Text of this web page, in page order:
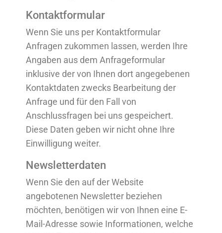
Kontaktformular
Wenn Sie uns per Kontaktformular
Anfragen zukommen lassen, werden Ihre
Angaben aus dem Anfrageformular
inklusive der von Ihnen dort angegebenen
Kontaktdaten zwecks Bearbeitung der
Anfrage und für den Fall von
Anschlussfragen bei uns gespeichert.
Diese Daten geben wir nicht ohne Ihre
Einwilligung weiter.
Newsletterdaten
Wenn Sie den auf der Website
angebotenen Newsletter beziehen
möchten, benötigen wir von Ihnen eine E-
Mail-Adresse sowie Informationen, welche